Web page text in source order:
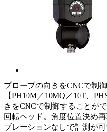
プローブの向きをCNCで制御
【PH10M／10MQ／10T、
きをCNCで制御することが
回転ヘッド。角度位置決め
ブレーションなしで計測が